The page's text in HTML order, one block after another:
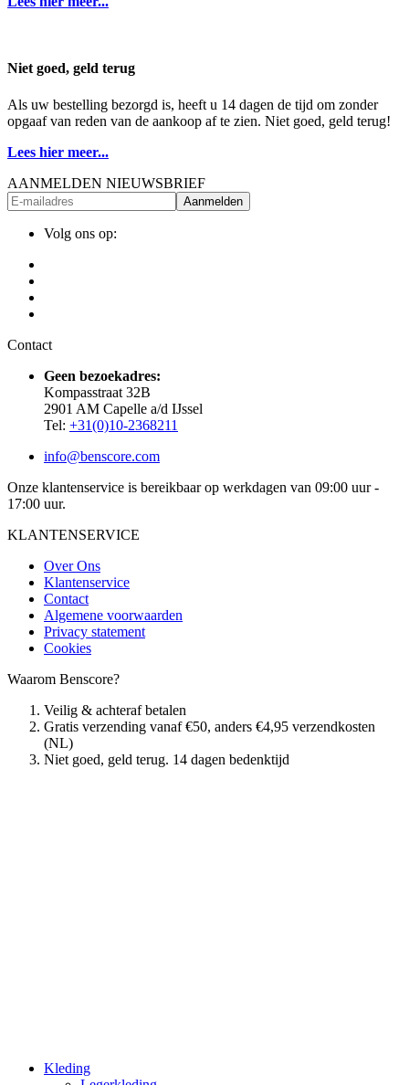
Niet goed, geld terug
Als uw bestelling bezorgd is, heeft u 14 dagen de tijd om zonder
opgaaf van reden van de aankoop af te zien. Niet goed, geld terug!
Lees hier meer...
AANMELDEN NIEUWSBRIEF
Aanmelden
Volg ons op:
Contact
Geen bezoekadres:
Kompasstraat 32B
2901 AM Capelle a/d IJssel
Tel: +31(0)10-2368211
info@benscore.com
Onze klantenservice is bereikbaar op werkdagen van 09:00 uur -
17:00 uur.
KLANTENSERVICE
Over Ons
Klantenservice
Contact
Algemene voorwaarden
Privacy statement
Cookies
Waarom Benscore?
Veilig & achteraf betalen
Gratis verzending vanaf €50, anders €4,95 verzendkosten
(NL)
Niet goed, geld terug. 14 dagen bedenktijd
Kleding